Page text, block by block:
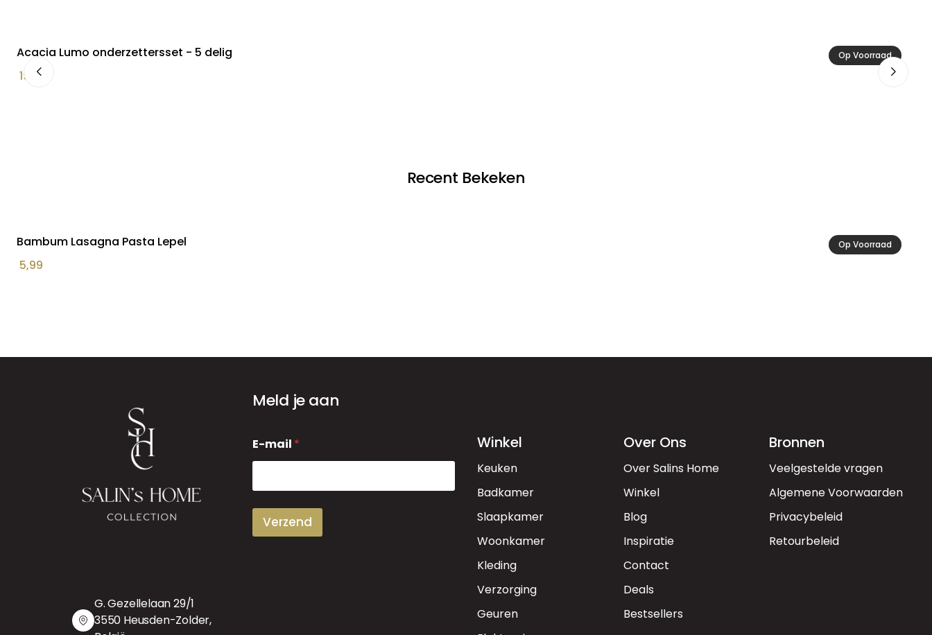
Op Voorraad
Acacia Lumo onderzettersset - 5 delig
19,90
Recent Bekeken
Op Voorraad
Bambum Lasagna Pasta Lepel
5,99
G. Gezellelaan 29/1
3550 Heusden-Zolder,
Meld je aan
-
m
i
E-mail *
Verzend
Winkel
Keuken
Badkamer
Slaapkamer
Woonkamer
Kleding
Verzorging
Geuren
Over Ons
Over Salins Home
Winkel
Blog
Inspiratie
Contact
Deals
Bestsellers
Bronnen
Veelgestelde vragen
Algemene Voorwaarden
Privacybeleid
Retourbeleid